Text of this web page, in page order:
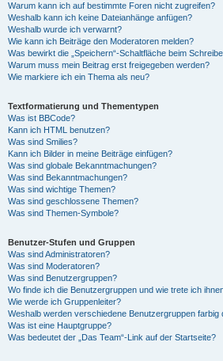
Warum kann ich auf bestimmte Foren nicht zugreifen?
Weshalb kann ich keine Dateianhänge anfügen?
Weshalb wurde ich verwarnt?
Wie kann ich Beiträge den Moderatoren melden?
Was bewirkt die „Speichern“-Schaltfläche beim
Warum muss mein Beitrag erst freigegeben werden?
Wie markiere ich ein Thema als neu?
Textformatierung und Thementypen
Was ist BBCode?
Kann ich HTML benutzen?
Was sind Smilies?
Kann ich Bilder in meine Beiträge einfügen?
Was sind globale Bekanntmachungen?
Was sind Bekanntmachungen?
Was sind wichtige Themen?
Was sind geschlossene Themen?
Was sind Themen-Symbole?
Benutzer-Stufen und Gruppen
Was sind Administratoren?
Was sind Moderatoren?
Was sind Benutzergruppen?
Wo finde ich die Benutzergruppen und wie trete ich
Wie werde ich Gruppenleiter?
Weshalb werden verschiedene Benutzergruppen farbig
Was ist eine Hauptgruppe?
Was bedeutet der „Das Team“-Link auf der Startseite?